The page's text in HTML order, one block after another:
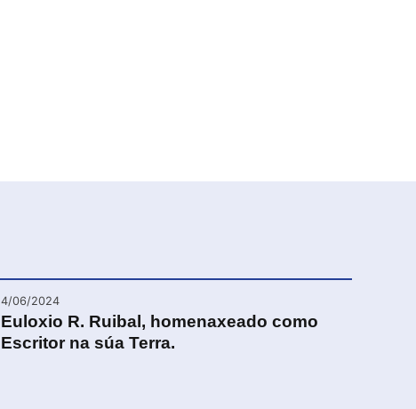
4/06/2024
Euloxio R. Ruibal, homenaxeado como
Escritor na súa Terra.